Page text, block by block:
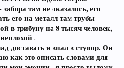
там не оказалось, его
его на металл там трубы
в трибуну на 8 тысяч человек,
.
доставать я впал в ступор. Он
как это описать словами для